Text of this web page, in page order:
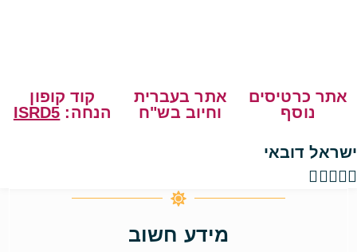
אתר כרטיסים
נוסף
אתר בעברית
וחיוב בש"ח
קוד קופון
הנחה: ISRD5
ישראל דובאי

מידע חשוב